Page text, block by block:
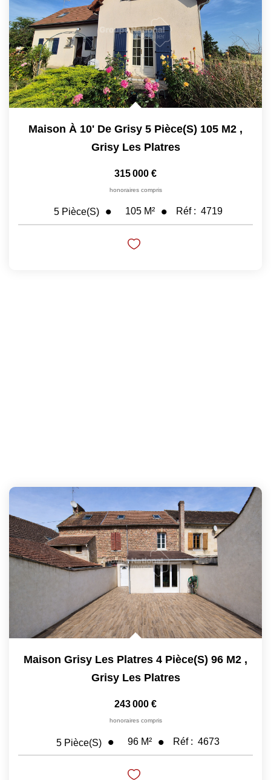
VENTES INTERACTIVES
VENDRE
LOUER / GÉRER
NOS CLIENTS
Maison À 10' De Grisy 5 Pièce(s) 105 M2 ,
Grisy Les Platres
315 000 €
honoraires compris
5 Pièce(s) 105 M² Réf : 4719
Maison Grisy Les Platres 4 Pièce(s) 96 M2 ,
Grisy Les Platres
243 000 €
honoraires compris
5 Pièce(s) 96 M² Réf : 4673